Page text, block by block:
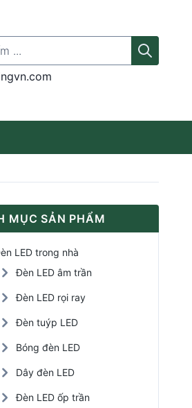
đèn
ứng
mặt trời
cây
MỤC SẢN PHẨM
LED trong nhà
Đèn LED âm trần
Đèn LED rọi ray
Đèn tuýp LED
Bóng đèn LED
Dây đèn LED
Đèn LED ốp trần